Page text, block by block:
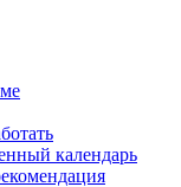
календарь